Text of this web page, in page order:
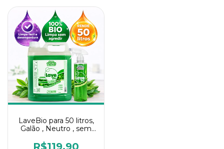
LaveBio para 50 litros,
Galão , Neutro , sem